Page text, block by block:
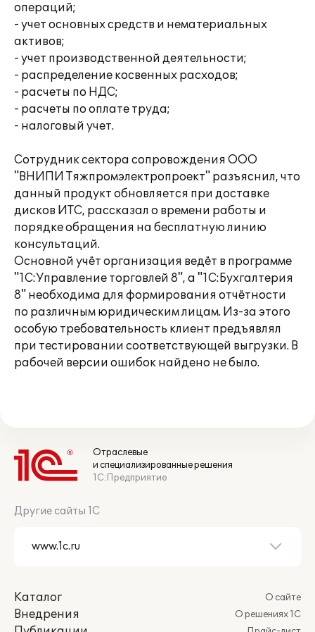
операций;
- учет основных средств и нематериальных
активов;
- учет производственной деятельности;
- распределение косвенных расходов;
- расчеты по НДС;
- расчеты по оплате труда;
- налоговый учет.
Сотрудник сектора сопровождения ООО
"ВНИПИ Тяжпромэлектропроект" разъяснил, что
данный продукт обновляется при доставке
дисков ИТС, рассказал о времени работы и
порядке обращения на бесплатную линию
консультаций.
Основной учёт организация ведёт в программе
"1С:Управление торговлей 8", а "1С:Бухгалтерия
8" необходима для формирования отчётности
по различным юридическим лицам. Из-за этого
особую требовательность клиент предъявлял
при тестировании соответствующей выгрузки. В
рабочей версии ошибок найдено не было.
Отраслевые
и специализированные решения
1С:Предприятие
Другие сайты 1С
Каталог
Внедрения
О сайте
О решениях 1С